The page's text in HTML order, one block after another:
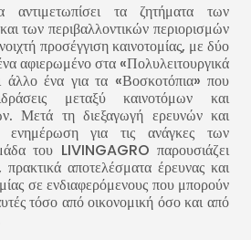
τα ζητήματα των
των περιβαλλοντικών περιορισμών
προσέγγιση καινοτομίας, με δύο
αφιερωμένο στα «Πολυλειτουργικά
άλλο ένα για τα «Βοσκοτόπια» που
μεταξύ καινοτόμων και
Μετά τη διεξαγωγή ερευνών και
ενημέρωση για τις ανάγκες των
του LIVINGAGRO παρουσιάζει
πρακτικά αποτελέσματα έρευνας και
σε ενδιαφερόμενους που μπορούν
τόσο από οικονομική όσο και από